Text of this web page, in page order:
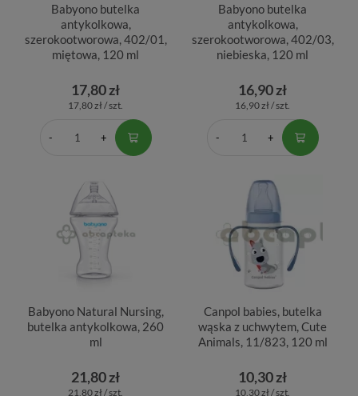
Babyono butelka
antykolkowa,
szerokootworowa, 402/01,
miętowa, 120 ml
17,80 zł
17,80 zł / szt.
Babyono butelka
antykolkowa,
szerokootworowa, 402/03,
niebieska, 120 ml
16,90 zł
16,90 zł / szt.
Babyono Natural Nursing,
butelka antykolkowa, 260
ml
21,80 zł
21,80 zł / szt.
Canpol babies, butelka
wąska z uchwytem, Cute
Animals, 11/823, 120 ml
10,30 zł
10,30 zł / szt.